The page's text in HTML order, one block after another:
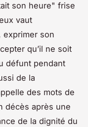
son heure" frise
vaut
exprimer son
qu’il ne soit
défunt pendant
de la
des mots de
décès après une
de la dignité du